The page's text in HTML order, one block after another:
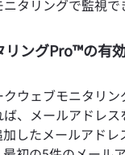
タリングで監視で
ングPro™の有
ウェブモニタリ
、メールアドレ
したメールアド